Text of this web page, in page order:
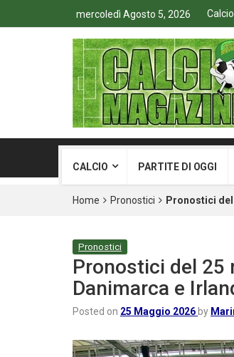
mercoledì Agosto 5, 2026
CALCIO PARTITE DI OGGI
Home Pronostici Pronostici
Pronostici
Pronostici del 25
Danimarca e
Posted on 25 Maggio 2026 by